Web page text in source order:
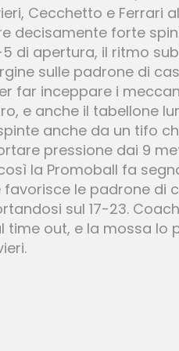
Cecchetto e Ferrari
decisamente forte
5 di apertura, il ritmo
sulle padrone di
far inceppare i
e anche il tabellone
anche da un tifo
pressione dai 9
la Promoball fa
le padrone
sul 17-23.
time out, e la mossa lo